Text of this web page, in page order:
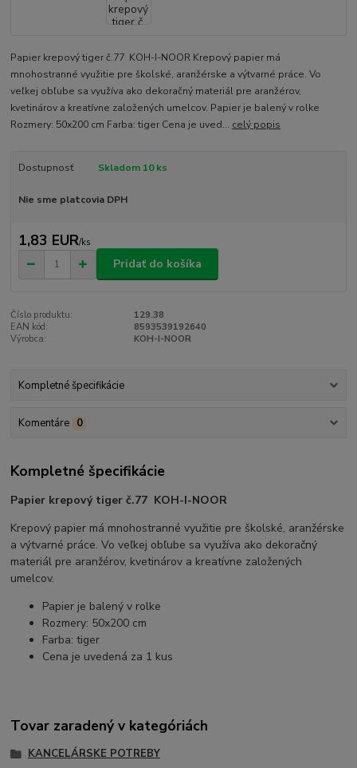
Papier krepový tiger č.77 KOH-I-NOOR Krepový papier má
mnohostranné využitie pre školské, aranžérske a výtvarné práce. Vo
veľkej obľube sa využíva ako dekoračný materiál pre aranžérov,
kvetinárov a kreatívne založených umelcov. Papier je balený v rolke
Rozmery: 50x200 cm Farba: tiger Cena je uved... celý popis
Dostupnosť Skladom 10 ks
Nie sme platcovia DPH
1,83 EUR/ks
Pridať do košíka
Číslo produktu:
129.38
EAN kód:
8593539192640
Výrobca:
KOH-I-NOOR
Kompletné špecifikácie
Komentáre 0
Kompletné špecifikácie
Papier krepový tiger č.77 KOH-I-NOOR
Krepový papier má mnohostranné využitie pre školské, aranžérske
a výtvarné práce. Vo veľkej obľube sa využíva ako dekoračný
materiál pre aranžérov, kvetinárov a kreatívne založených
umelcov.
Papier je balený v rolke
Rozmery: 50x200 cm
Farba: tiger
Cena je uvedená za 1 kus
Tovar zaradený v kategóriách
KANCELÁRSKE POTREBY